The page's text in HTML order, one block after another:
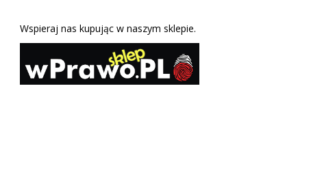
Wspieraj nas kupując w naszym sklepie.